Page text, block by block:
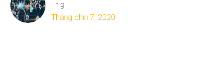
- 19
Tháng chín 7, 2020